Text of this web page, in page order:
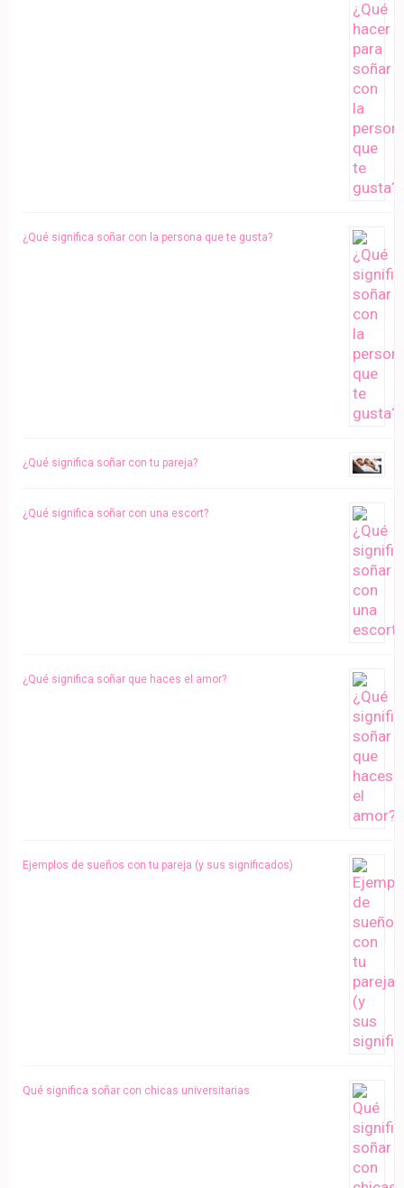
¿Qué significa soñar con la persona que te gusta?
¿Qué significa soñar con tu pareja?
¿Qué significa soñar con una escort?
¿Qué significa soñar que haces el amor?
Ejemplos de sueños con tu pareja (y sus significados)
Qué significa soñar con chicas universitarias